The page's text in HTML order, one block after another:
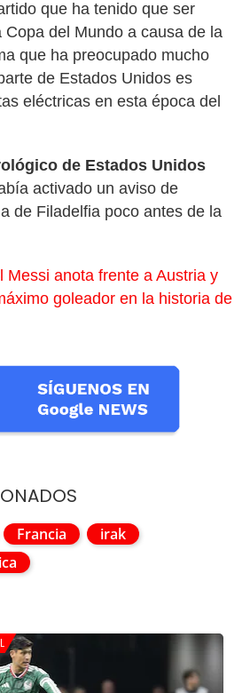
que ha tenido que ser
del Mundo a causa de la
que ha preocupado mucho
de Estados Unidos es
eléctricas en esta época del
de Estados Unidos
activado un aviso de
de Filadelfia poco antes de la
Messi anota frente a Austria y
goleador en la historia de
Francia
irak